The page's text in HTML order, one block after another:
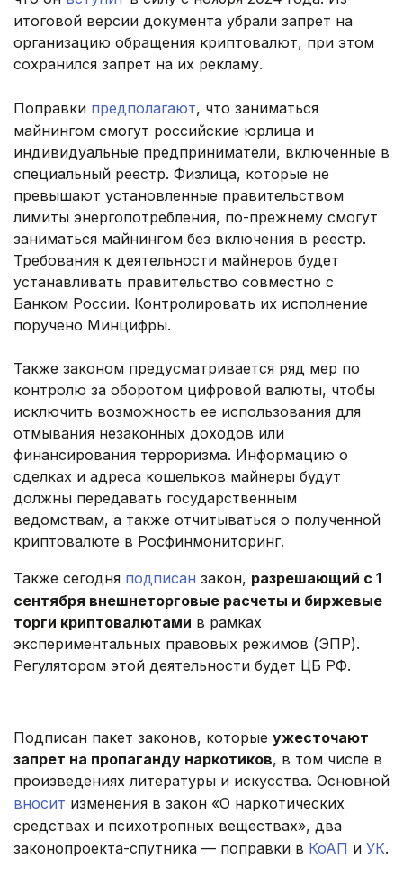
итоговой версии документа убрали запрет на
организацию обращения криптовалют, при этом
сохранился запрет на их рекламу.
Поправки предполагают, что заниматься
майнингом смогут российские юрлица и
индивидуальные предприниматели, включенные в
специальный реестр. Физлица, которые не
превышают установленные правительством
лимиты энергопотребления, по-прежнему смогут
заниматься майнингом без включения в реестр.
Требования к деятельности майнеров будет
устанавливать правительство совместно с
Банком России. Контролировать их исполнение
поручено Минцифры.
Также законом предусматривается ряд мер по
контролю за оборотом цифровой валюты, чтобы
исключить возможность ее использования для
отмывания незаконных доходов или
финансирования терроризма. Информацию о
сделках и адреса кошельков майнеры будут
должны передавать государственным
ведомствам, а также отчитываться о полученной
криптовалюте в Росфинмониторинг.
Также сегодня подписан закон, разрешающий с 1
сентября внешнеторговые расчеты и биржевые
торги криптовалютами в рамках
экспериментальных правовых режимов (ЭПР).
Регулятором этой деятельности будет ЦБ РФ.
Подписан пакет законов, которые ужесточают
запрет на пропаганду наркотиков, в том числе в
произведениях литературы и искусства. Основной
вносит изменения в закон «О наркотических
средствах и психотропных веществах», два
законопроекта-спутника — поправки в КоАП и УК.